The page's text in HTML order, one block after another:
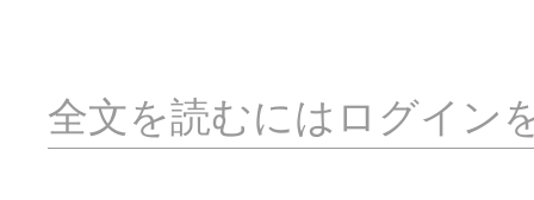
全文を読むにはログイン